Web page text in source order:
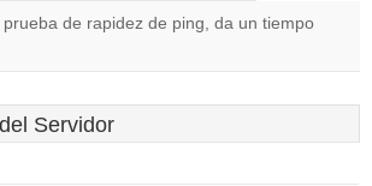
de rapidez de ping, da un tiempo
Servidor